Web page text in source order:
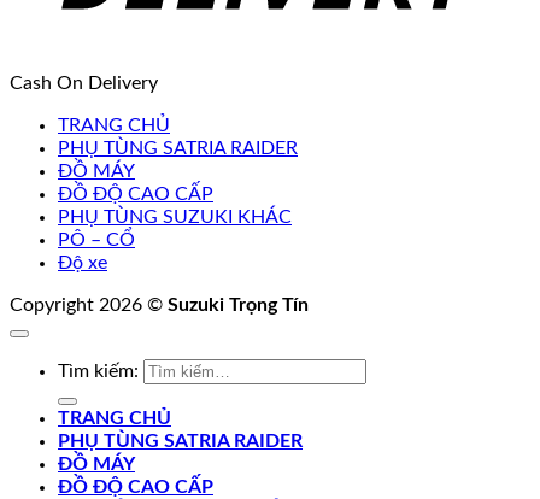
Cash On Delivery
TRANG CHỦ
PHỤ TÙNG SATRIA RAIDER
ĐỒ MÁY
ĐỒ ĐỘ CAO CẤP
PHỤ TÙNG SUZUKI KHÁC
PÔ – CỔ
Độ xe
Copyright 2026 © Suzuki Trọng Tín
Tìm kiếm:
TRANG CHỦ
PHỤ TÙNG SATRIA RAIDER
ĐỒ MÁY
ĐỒ ĐỘ CAO CẤP